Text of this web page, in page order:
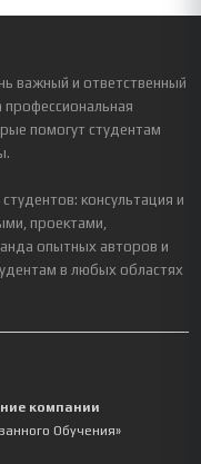
важный и ответственный
помогут студентам
консультация и
проектами,
опытных авторов и
в любых областях
компании
Обучения»